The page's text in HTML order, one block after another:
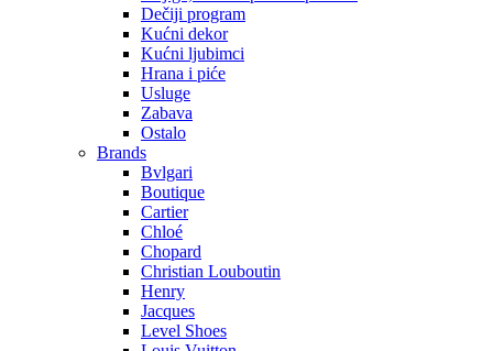
Dečiji program
Kućni dekor
Kućni ljubimci
Hrana i piće
Usluge
Zabava
Ostalo
Brands
Bvlgari
Boutique
Cartier
Chloé
Chopard
Christian Louboutin
Henry
Jacques
Level Shoes